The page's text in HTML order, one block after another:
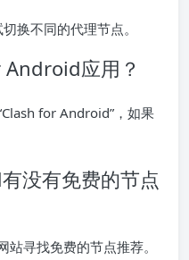
换不同的代理节点。
应用？
for Android”，如果
没有免费的节点
寻找免费的节点推荐。